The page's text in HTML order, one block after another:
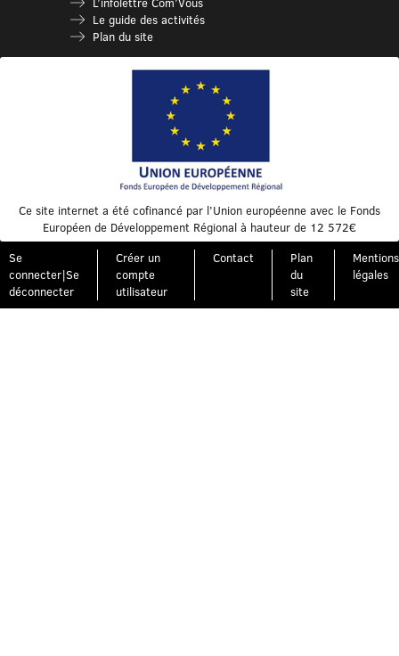
Le guide des activités
Plan du site
Ce site internet a été cofinancé par l’Union européenne avec le Fonds
Européen de Développement Régional à hauteur de 12 572€
Se
connecter|Se
déconnecter
Créer un
compte
utilisateur
Contact
Plan
du
site
Mentions
légales